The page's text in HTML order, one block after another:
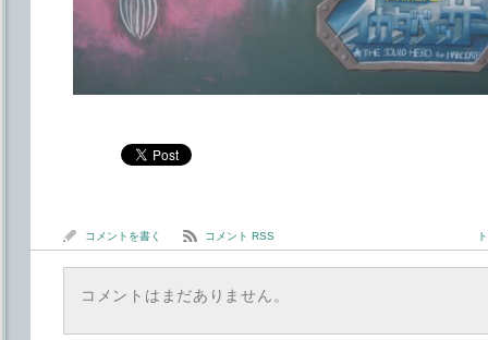
コメントを書く コメント RSS
コメントはまだありません。